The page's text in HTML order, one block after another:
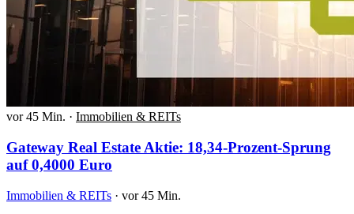
vor 45 Min. · Immobilien & REITs
Gateway Real Estate Aktie: 18,34-Prozent-Sprung
auf 0,4000 Euro
Immobilien & REITs · vor 45 Min.